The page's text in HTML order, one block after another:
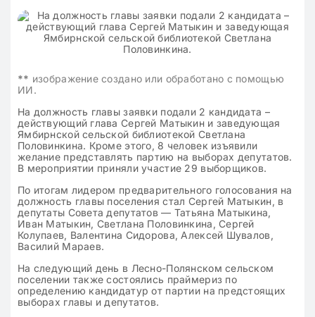
** изображение создано или обработано с помощью
ИИ.
На должность главы заявки подали 2 кандидата –
действующий глава Сергей Матыкин и заведующая
Ямбирнской сельской библиотекой Светлана
Половинкина. Кроме этого, 8 человек изъявили
желание представлять партию на выборах депутатов.
В мероприятии приняли участие 29 выборщиков.
По итогам лидером предварительного голосования на
должность главы поселения стал Сергей Матыкин, в
депутаты Совета депутатов — Татьяна Матыкина,
Иван Матыкин, Светлана Половинкина, Сергей
Колупаев, Валентина Сидорова, Алексей Шувалов,
Василий Мараев.
На следующий день в Лесно-Полянском сельском
поселении также состоялись праймериз по
определению кандидатур от партии на предстоящих
выборах главы и депутатов.